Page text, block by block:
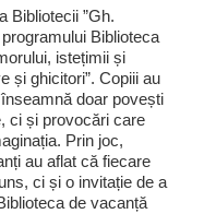
Bibliotecii ”Gh.
Biblioteca
istețimii și
și ghicitori”. Copiii au
doar povești
ci și provocări care
Prin joc,
au aflat că fiecare
ci și o invitație de a
de vacanță